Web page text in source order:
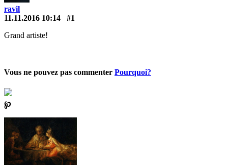
ravil
11.11.2016 10:14
#1
Grand artiste!
Vous ne pouvez pas commenter Pourquoi?
℘